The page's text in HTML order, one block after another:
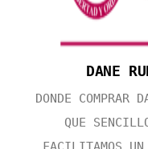
DANE
DONDE COMPRAR
QUE